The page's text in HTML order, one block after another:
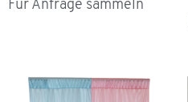
Für Anfrage sammeln